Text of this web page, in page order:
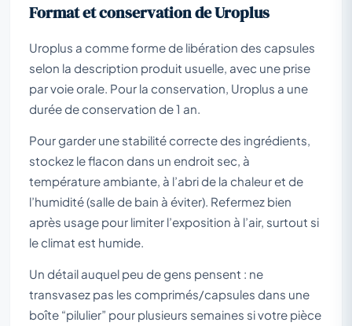
Format et conservation de Uroplus
Uroplus a comme forme de libération des capsules
selon la description produit usuelle, avec une prise
par voie orale. Pour la conservation, Uroplus a une
durée de conservation de 1 an.
Pour garder une stabilité correcte des ingrédients,
stockez le flacon dans un endroit sec, à
température ambiante, à l’abri de la chaleur et de
l’humidité (salle de bain à éviter). Refermez bien
après usage pour limiter l’exposition à l’air, surtout si
le climat est humide.
Un détail auquel peu de gens pensent : ne
transvasez pas les comprimés/capsules dans une
boîte “pilulier” pour plusieurs semaines si votre pièce